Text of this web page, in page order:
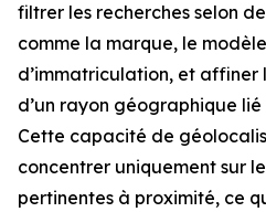
filtrer les recherches selon
comme la marque, le
d’immatriculation, et affiner
d’un rayon géographique
Cette capacité de
concentrer uniquement sur
pertinentes à proximité, ce